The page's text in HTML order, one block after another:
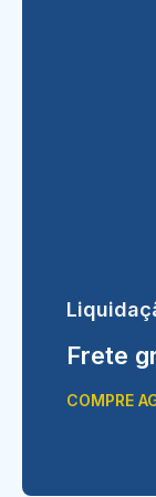
Frete
COMPRE